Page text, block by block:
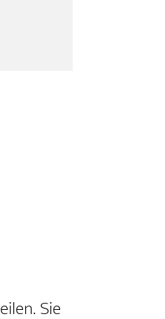
Sie